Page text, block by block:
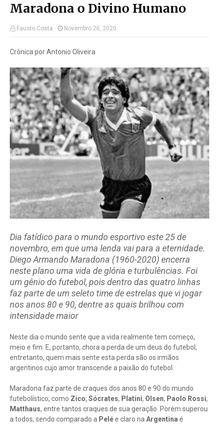
Maradona o Divino Humano
Fausto Costa Novembro 26, 2020
Crônica por Antonio Oliveira
Dia fatídico para o mundo esportivo este 25 de
novembro, em que uma lenda vai para a eternidade.
Diego Armando Maradona (1960-2020) encerra
neste plano uma vida de glória e turbulências. Foi
um gênio do futebol, pois dentro das quatro linhas
faz parte de um seleto time de estrelas que vi jogar
nos anos 80 e 90, dentre as quais brilhou com
intensidade maior
Neste dia o mundo sente que a vida realmente tem começo,
meio e fim. E, portanto, chora a perda de um deus do futebol,
entretanto, quem mais sente esta perda são os irmãos
argentinos cujo amor transcende a paixão do futebol.
Maradona faz parte de craques dos anos 80 e 90 do mundo
futebolístico, como Zico, Sócrates, Platini, Olsen, Paolo Rossi,
Matthaus, entre tantos craques de sua geração. Porém superou
a todos, sendo comparado a Pelée claro na Argentina é